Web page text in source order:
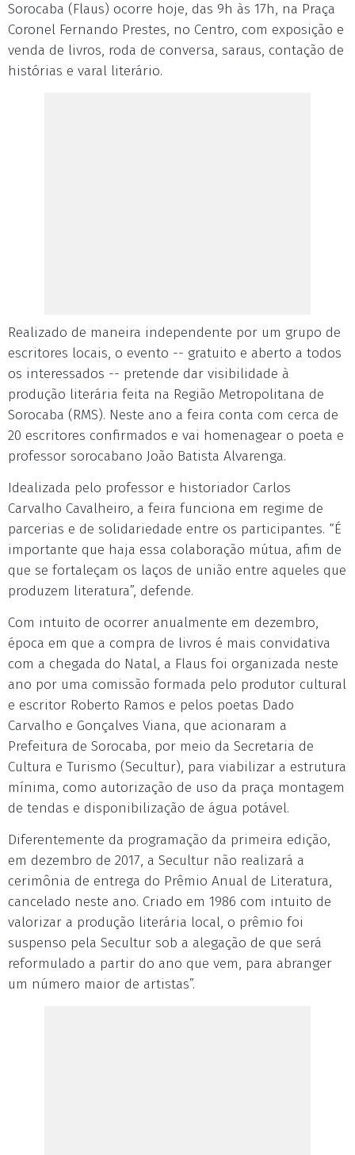
Sorocaba (Flaus) ocorre hoje, das 9h às 17h, na Praça
Coronel Fernando Prestes, no Centro, com exposição e
venda de livros, roda de conversa, saraus, contação de
histórias e varal literário.
Realizado de maneira independente por um grupo de
escritores locais, o evento -- gratuito e aberto a todos
os interessados -- pretende dar visibilidade à
produção literária feita na Região Metropolitana de
Sorocaba (RMS). Neste ano a feira conta com cerca de
20 escritores confirmados e vai homenagear o poeta e
professor sorocabano João Batista Alvarenga.
Idealizada pelo professor e historiador Carlos
Carvalho Cavalheiro, a feira funciona em regime de
parcerias e de solidariedade entre os participantes. “É
importante que haja essa colaboração mútua, afim de
que se fortaleçam os laços de união entre aqueles que
produzem literatura”, defende.
Com intuito de ocorrer anualmente em dezembro,
época em que a compra de livros é mais convidativa
com a chegada do Natal, a Flaus foi organizada neste
ano por uma comissão formada pelo produtor cultural
e escritor Roberto Ramos e pelos poetas Dado
Carvalho e Gonçalves Viana, que acionaram a
Prefeitura de Sorocaba, por meio da Secretaria de
Cultura e Turismo (Secultur), para viabilizar a estrutura
mínima, como autorização de uso da praça montagem
de tendas e disponibilização de água potável.
Diferentemente da programação da primeira edição,
em dezembro de 2017, a Secultur não realizará a
cerimônia de entrega do Prêmio Anual de Literatura,
cancelado neste ano. Criado em 1986 com intuito de
valorizar a produção literária local, o prêmio foi
suspenso pela Secultur sob a alegação de que será
reformulado a partir do ano que vem, para abranger
um número maior de artistas”.